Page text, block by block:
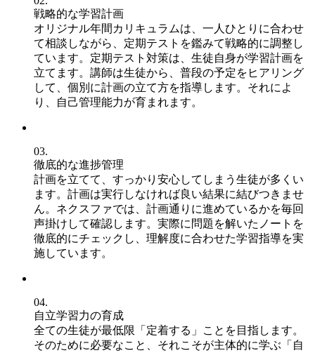
戦略的な学習計画
オリジナル年間カリキュラムは、一人ひとりに合わせ
て相談しながら、定期テストを鑑みて戦略的に調整し
ています。定期テスト対策は、生徒自身が学習計画を
立てます。講師は生徒から、普段の予定をヒアリング
して、個別に計画の立て方を指導します。それによ
り、自己管理能力が育まれます。
03.
徹底的な進捗管理
計画を立てて、すっかり安心してしまう生徒が多くい
ます。計画は実行しなければ良い結果に結びつきませ
ん。ネクスファでは、計画通りに進めているかを毎回
声掛けして確認します。実際に問題を解いたノートを
徹底的にチェックし、理解度に合わせた学習指導を実
施しています。
04.
自立学習力の育成
全ての生徒が最低限「定着する」ことを目指します。
そのために必要なこと、それこそが主体的に学ぶ「自